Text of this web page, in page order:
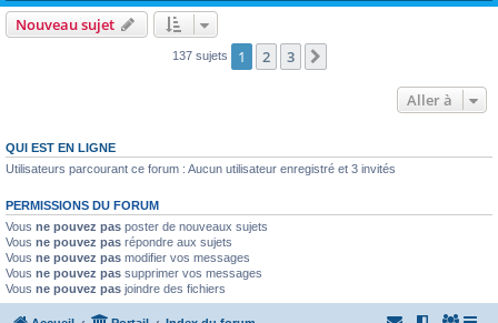
Nouveau sujet
137 sujets 1 2 3
Aller à
QUI EST EN LIGNE
Utilisateurs parcourant ce forum : Aucun utilisateur enregistré et 3 invités
PERMISSIONS DU FORUM
Vous ne pouvez pas poster de nouveaux sujets
Vous ne pouvez pas répondre aux sujets
Vous ne pouvez pas modifier vos messages
Vous ne pouvez pas supprimer vos messages
Vous ne pouvez pas joindre des fichiers